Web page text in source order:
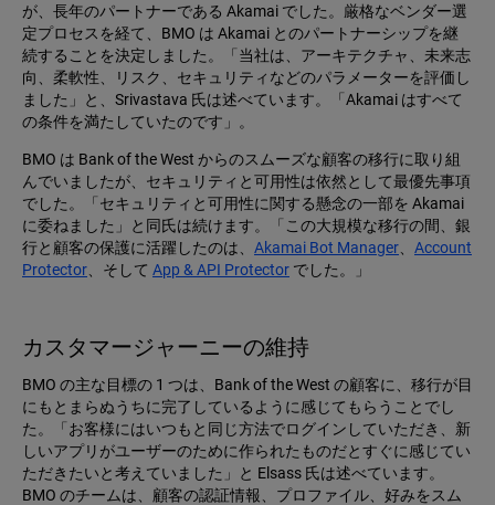
が、長年のパートナーである Akamai でした。厳格なベンダー選
定プロセスを経て、BMO は Akamai とのパートナーシップを継
続することを決定しました。「当社は、アーキテクチャ、未来志
向、柔軟性、リスク、セキュリティなどのパラメーターを評価し
ました」と、Srivastava 氏は述べています。「Akamai はすべて
の条件を満たしていたのです」。
BMO は Bank of the West からのスムーズな顧客の移行に取り組
んでいましたが、セキュリティと可用性は依然として最優先事項
でした。「セキュリティと可用性に関する懸念の一部を Akamai
に委ねました」と同氏は続けます。「この大規模な移行の間、銀
行と顧客の保護に活躍したのは、 Akamai Bot Manager
Account
Protector 、そして App & API Protector でした。」
カスタマージャーニーの維持
BMO の主な目標の 1 つは、Bank of the West の顧客に、移行が目
にもとまらぬうちに完了しているように感じてもらうことでし
た。「お客様にはいつもと同じ方法でログインしていただき、新
しいアプリがユーザーのために作られたものだとすぐに感じてい
ただきたいと考えていました」と Elsass 氏は述べています。
BMO のチームは、顧客の認証情報、プロファイル、好みをスム